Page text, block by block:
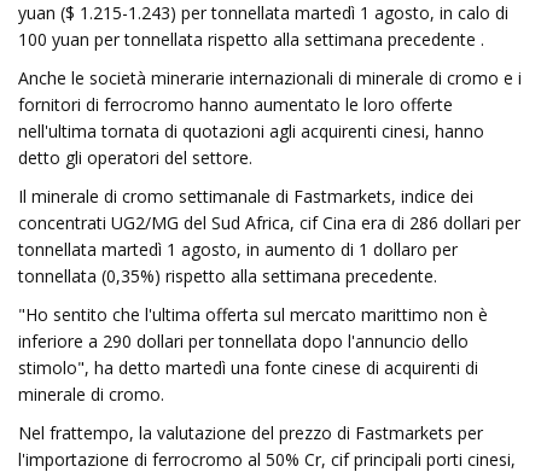
yuan ($ 1.215-1.243) per tonnellata martedì 1 agosto, in calo di
100 yuan per tonnellata rispetto alla settimana precedente .
Anche le società minerarie internazionali di minerale di cromo e i
fornitori di ferrocromo hanno aumentato le loro offerte
nell'ultima tornata di quotazioni agli acquirenti cinesi, hanno
detto gli operatori del settore.
Il minerale di cromo settimanale di Fastmarkets, indice dei
concentrati UG2/MG del Sud Africa, cif Cina era di 286 dollari per
tonnellata martedì 1 agosto, in aumento di 1 dollaro per
tonnellata (0,35%) rispetto alla settimana precedente.
"Ho sentito che l'ultima offerta sul mercato marittimo non è
inferiore a 290 dollari per tonnellata dopo l'annuncio dello
stimolo", ha detto martedì una fonte cinese di acquirenti di
minerale di cromo.
Nel frattempo, la valutazione del prezzo di Fastmarkets per
l'importazione di ferrocromo al 50% Cr, cif principali porti cinesi,